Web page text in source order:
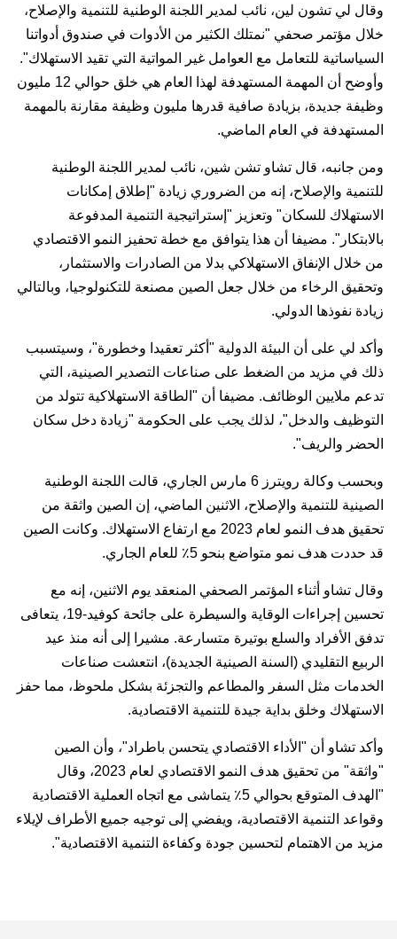
وقال لي تشون لين، نائب لمدير اللجنة الوطنية للتنمية والإصلاح،
خلال مؤتمر صحفي "نمتلك الكثير من الأدوات في صندوق أدواتنا
السياساتية للتعامل مع العوامل غير المواتية التي تقيد الاستهلاك".
وأوضح أن المهمة المستهدفة لهذا العام هي خلق حوالي 12 مليون
وظيفة جديدة، بزيادة صافية قدرها مليون وظيفة مقارنة بالمهمة
المستهدفة في العام الماضي.
ومن جانبه، قال تشاو تشن شين، نائب لمدير اللجنة الوطنية
للتنمية والإصلاح، إنه من الضروري زيادة "إطلاق إمكانات
الاستهلاك للسكان" وتعزيز "إستراتيجية التنمية المدفوعة
بالابتكار". مضيفا أن هذا يتوافق مع خطة تحفيز النمو الاقتصادي
من خلال الإنفاق الاستهلاكي بدلا من الصادرات والاستثمار،
وتحقيق الرخاء من خلال جعل الصين مصنعة للتكنولوجيا، وبالتالي
زيادة نفوذها الدولي.
وأكد لي على أن البيئة الدولية "أكثر تعقيدا وخطورة"، وسيتسبب
ذلك في مزيد من الضغط على صناعات التصدير الصينية، التي
تدعم ملايين الوظائف. مضيفا أن "الطاقة الاستهلاكية تتولد من
التوظيف والدخل"، لذلك يجب على الحكومة "زيادة دخل سكان
الحضر والريف".
وبحسب وكالة رويترز 6 مارس الجاري، قالت اللجنة الوطنية
الصينية للتنمية والإصلاح، الاثنين الماضي، إن الصين واثقة من
تحقيق هدف النمو لعام 2023 مع ارتفاع الاستهلاك. وكانت الصين
قد حددت هدف نمو متواضع بنحو 5٪ للعام الجاري.
وقال تشاو أثناء المؤتمر الصحفي المنعقد يوم الاثنين، إنه مع
تحسين إجراءات الوقاية والسيطرة على جائحة كوفيد-19، يتعافى
تدفق الأفراد والسلع بوتيرة متسارعة. مشيرا إلى أنه منذ عيد
الربيع التقليدي (السنة الصينية الجديدة)، انتعشت صناعات
الخدمات مثل السفر والمطاعم والتجزئة بشكل ملحوظ، مما حفز
الاستهلاك وخلق بداية جيدة للتنمية الاقتصادية.
وأكد تشاو أن "الأداء الاقتصادي يتحسن باطراد"، وأن الصين
"واثقة" من تحقيق هدف النمو الاقتصادي لعام 2023، وقال
"الهدف المتوقع بحوالي 5٪ يتماشى مع اتجاه العملية الاقتصادية
وقواعد التنمية الاقتصادية، ويفضي إلى توجيه جميع الأطراف لإيلاء
مزيد من الاهتمام لتحسين جودة وكفاءة التنمية الاقتصادية".